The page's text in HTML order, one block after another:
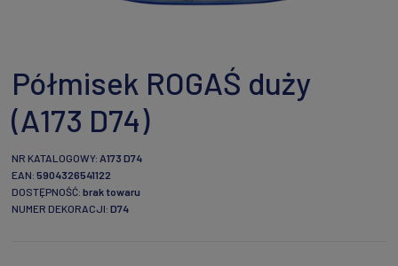
Półmisek ROGAŚ duży
(A173 D74)
NR KATALOGOWY: A173 D74
EAN: 5904326541122
DOSTĘPNOŚĆ: brak towaru
NUMER DEKORACJI: D74